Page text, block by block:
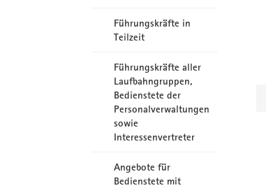
Führungskräfte in
Teilzeit
Führungskräfte aller
Laufbahngruppen,
Bedienstete der
Personalverwaltungen
sowie
Interessenvertreter
Angebote für
Bedienstete mit